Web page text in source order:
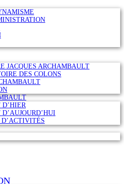
JACQUES ARCHAMBAULT
DES COLONS